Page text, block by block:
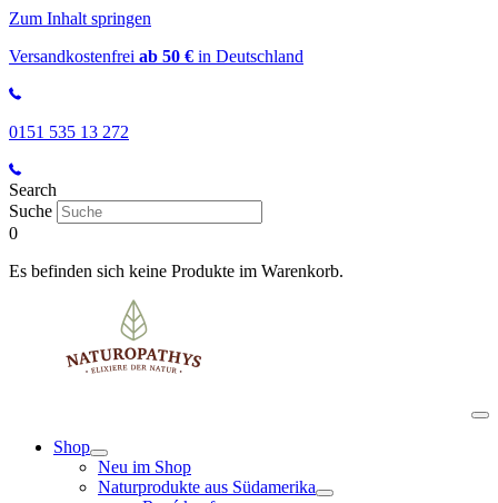
Zum Inhalt springen
Versandkostenfrei ab 50 € in Deutschland
0151 535 13 272
Search
Suche
0
Es befinden sich keine Produkte im Warenkorb.
Shop
Neu im Shop
Naturprodukte aus Südamerika